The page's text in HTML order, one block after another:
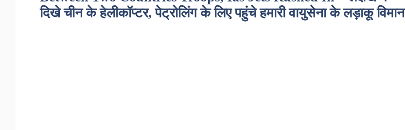
दिखे चीन के हेलीकॉप्टर, पेट्रोलिंग के लिए पहुंचे हमारी वायुसेना के लड़ाकू विमान